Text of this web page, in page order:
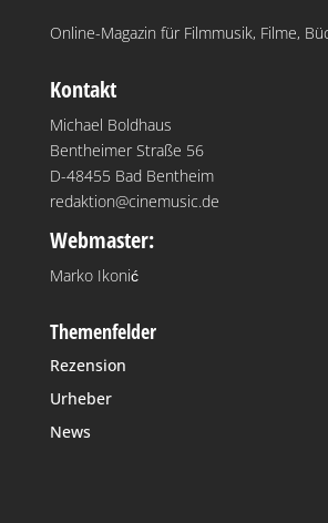
Online-Magazin für Filmmusik, Filme,
Kontakt
Michael Boldhaus
Bentheimer Straße 56
D-48455 Bad Bentheim
redaktion@cinemusic.de
Webmaster:
Marko Ikonić
Themenfelder
Rezension
Urheber
News